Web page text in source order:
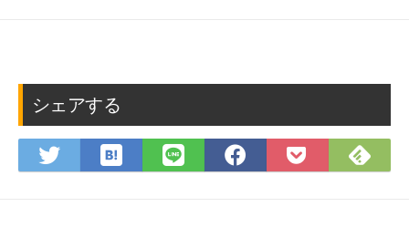
シェアする
Twitter
で
は
て
LINE
で
Facebook
で
Pocket
に
で